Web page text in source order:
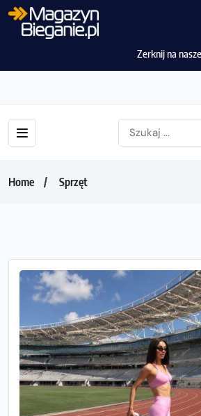
Zerknij na
Home Sprzęt